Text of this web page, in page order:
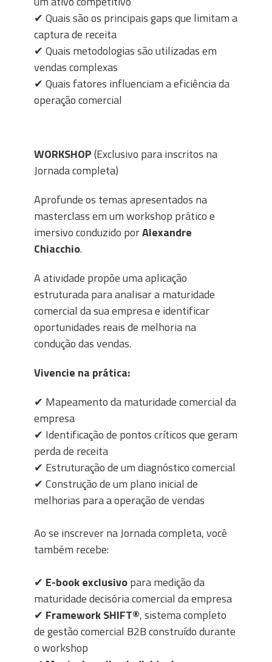
✔ Quais são os principais gaps que limitam a
captura de receita
✔ Quais metodologias são utilizadas em
vendas complexas
✔ Quais fatores influenciam a eficiência da
operação comercial
WORKSHOP(Exclusivo para inscritos na
Jornada completa)
Aprofunde os temas apresentados na
masterclass em um workshop prático e
imersivo conduzido porAlexandre
Chiacchio.
A atividade propõe uma aplicação
estruturada para analisar a maturidade
comercial da sua empresa e identificar
oportunidades reais de melhoria na
condução das vendas.
Vivencie na prática:
✔ Mapeamento da maturidade comercial da
empresa
✔ Identificação de pontos críticos que geram
perda de receita
✔ Estruturação de um diagnóstico comercial
✔ Construção de um plano inicial de
melhorias para a operação de vendas
Ao se inscrever na Jornada completa, você
também recebe:
✔ E-book exclusivopara medição da
maturidade decisória comercial da empresa
✔ Framework SHIFT®, sistema completo
de gestão comercial B2B construído durante
o workshop